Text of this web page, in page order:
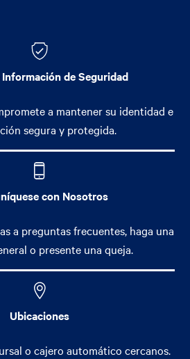
de Seguridad
a mantener su identidad e
segura y protegida.
con Nosotros
a preguntas frecuentes, haga una
o presente una queja.
Ubicaciones
o cajero automático cercanos.